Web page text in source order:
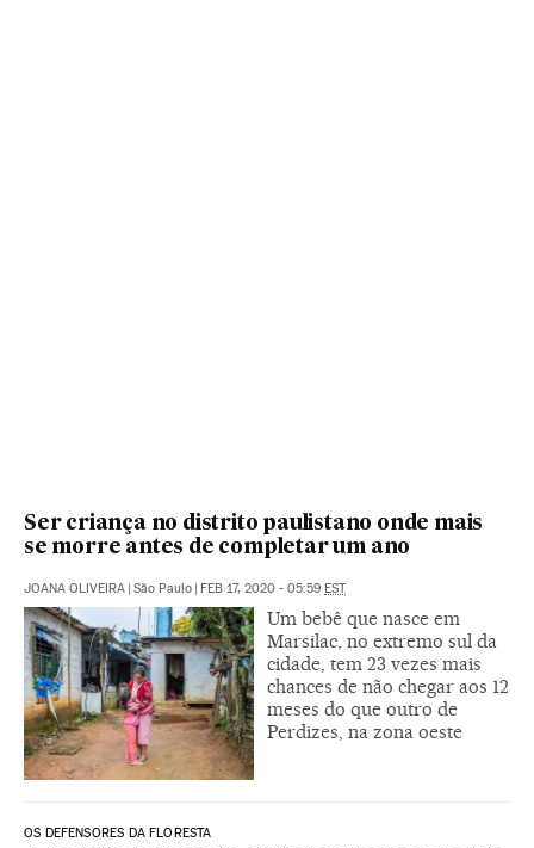
Ser criança no distrito paulistano onde mais
se morre antes de completar um ano
JOANA OLIVEIRA São Paulo FEB 17, 2020 - 05:59 EST
Um bebê que nasce em
Marsilac, no extremo sul da
cidade, tem 23 vezes mais
chances de não chegar aos 12
meses do que outro de
Perdizes, na zona oeste
OS DEFENSORES DA FLORESTA